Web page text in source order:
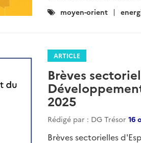
Catégories
moyen-orient
ARTICLE
Brèves
2025
Rédigé par : DG Trésor 16
Brèves sectorielles